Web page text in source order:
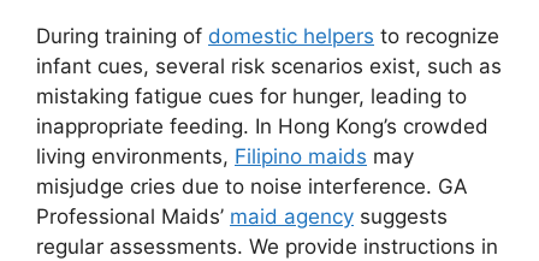
During training of domestic helpers to recognize
infant cues, several risk scenarios exist, such as
mistaking fatigue cues for hunger, leading to
inappropriate feeding. In Hong Kong’s crowded
living environments, Filipino maids may
misjudge cries due to noise interference. GA
Professional Maids’ maid agency suggests
regular assessments. We provide instructions in